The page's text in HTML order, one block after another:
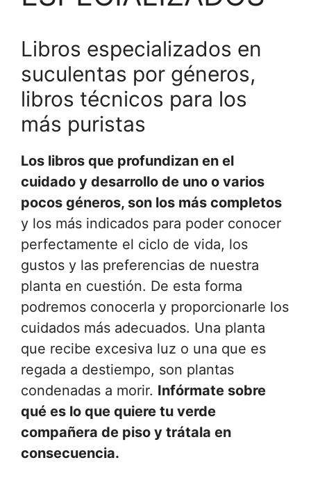
Libros especializados en
suculentas por géneros,
libros técnicos para los
más puristas
Los libros que profundizan en el
cuidado y desarrollo de uno o varios
pocos géneros, son los más completos
y los más indicados para poder conocer
perfectamente el ciclo de vida, los
gustos y las preferencias de nuestra
planta en cuestión. De esta forma
podremos conocerla y proporcionarle los
cuidados más adecuados. Una planta
que recibe excesiva luz o una que es
regada a destiempo, son plantas
condenadas a morir. Infórmate sobre
qué es lo que quiere tu verde
compañera de piso y trátala en
consecuencia.